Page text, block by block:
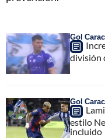
Gol
división
Gol
estilo
incluido